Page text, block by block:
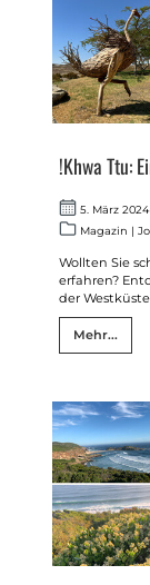
!Khwa Ttu:
5. März 2024
Magazin |
Wollten Sie
erfahren?
der
Mehr...